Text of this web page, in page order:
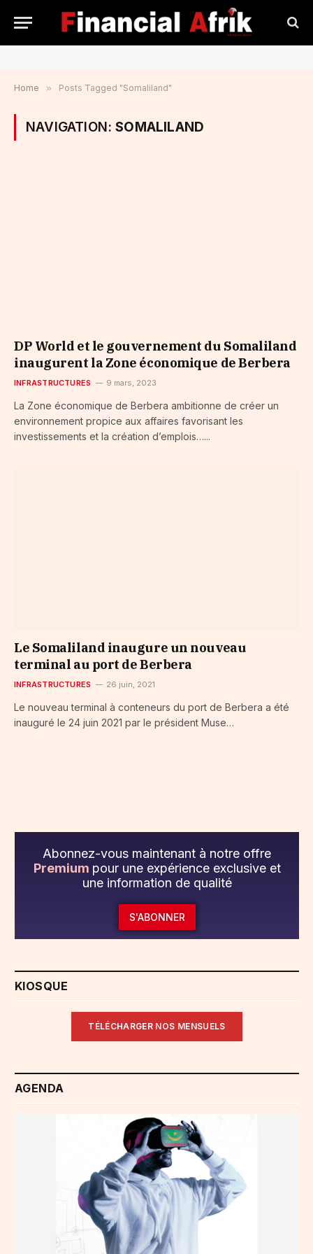
Home » Posts Tagged "Somaliland"
NAVIGATION:SOMALILAND
DP World et le gouvernement du Somaliland
inaugurent la Zone économique de Berbera
INFRASTRUCTURES 9 mars, 2023
La Zone économique de Berbera ambitionne de créer un
environnement propice aux affaires favorisant les
investissements et la création d’emplois…...
Le Somaliland inaugure un nouveau
terminal au port de Berbera
INFRASTRUCTURES 26 juin, 2021
Le nouveau terminal à conteneurs du port de Berbera a été
inauguré le 24 juin 2021 par le président Muse…
Abonnez-vous maintenant à notre offre
Premium pour une expérience exclusive et
une information de qualité
S'ABONNER
KIOSQUE
TÉLÉCHARGER NOS MENSUELS
AGENDA